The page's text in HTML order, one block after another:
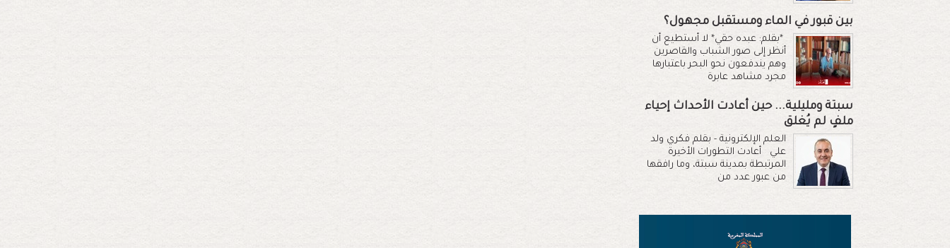
بين قبور في الماء ومستقبل مجهول؟
*بقلم: عبده حقي* لا أستطيع أن
أنظر إلى صور الشباب والقاصرين
وهم يندفعون نحو البحر باعتبارها
مجرد مشاهد عابرة
سبتة ومليلية... حين أعادت الأحداث إحياء
ملفٍ لم يُغلق
العلم الإلكترونية - بقلم فكري ولد
علي أعادت التطورات الأخيرة
المرتبطة بمدينة سبتة، وما رافقها
من عبور عدد من